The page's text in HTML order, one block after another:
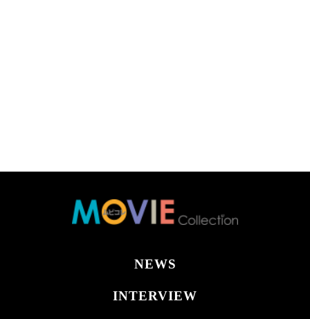
NEWS
INTERVIEW